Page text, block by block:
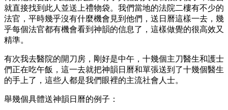
就直接找到此人並送上禮物袋。我們當地的法院二樓有不少的
法官，平時幾乎沒有什麼機會見到他們，送日曆這樣一去，幾
乎每個法官都有機會看到神韻的信息了，這樣做覺的很高效又
精準。
有次我去醫院的開刀房，剛好是中午，十幾個主刀醫生和護士
們正在吃午飯，這一去就把神韻日曆和單張送到了十幾個醫生
的手上了，這些人都是我們眼裡的主流社會人士。
舉幾個具體送神韻日曆的例子：